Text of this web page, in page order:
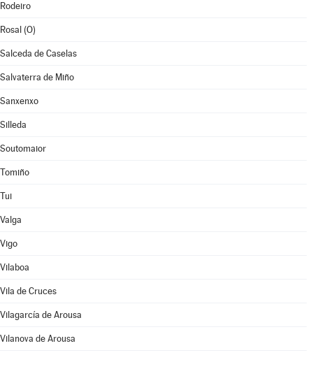
Rodeiro
Rosal (O)
Salceda de Caselas
Salvaterra de Miño
Sanxenxo
Silleda
Soutomaior
Tomiño
Tui
Valga
Vigo
Vilaboa
Vila de Cruces
Vilagarcía de Arousa
Vilanova de Arousa